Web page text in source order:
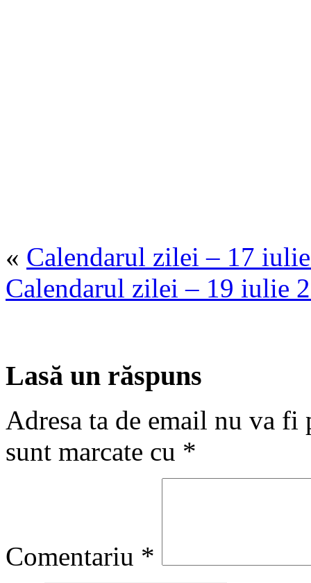
« Calendarul zilei – 17
Calendarul zilei – 19 iulie
Lasă un răspuns
Adresa ta de email nu va fi
sunt marcate cu *
Comentariu *